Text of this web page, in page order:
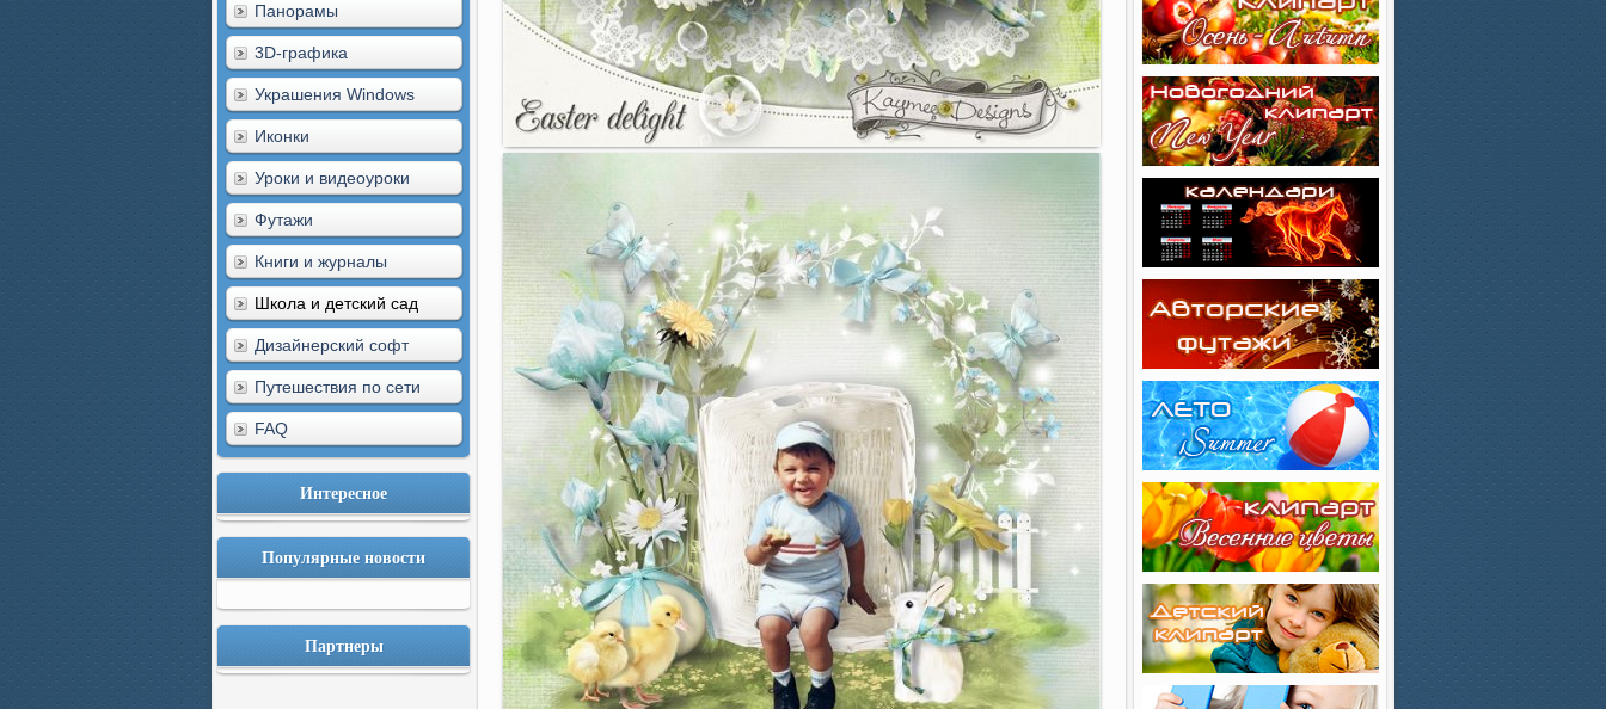
Панорамы
3D-графика
Украшения Windows
Иконки
Уроки и видеоуроки
Футажи
Книги и журналы
Школа и детский сад
Дизайнерский софт
Путешествия по сети
FAQ
Интересное
Популярные новости
Партнеры